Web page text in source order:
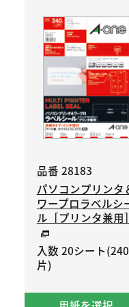
品番 28183
パソコンプリンタ
ワープロラベルシ
ル［プリンタ兼用］
入数 20シート(240
片)